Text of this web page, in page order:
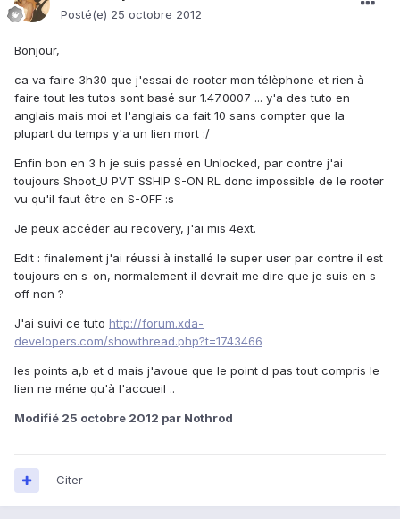
Posté(e) 25 octobre 2012
Bonjour,
ca va faire 3h30 que j'essai de rooter mon télèphone et rien à
faire tout les tutos sont basé sur 1.47.0007 ... y'a des tuto en
anglais mais moi et l'anglais ca fait 10 sans compter que la
plupart du temps y'a un lien mort :/
Enfin bon en 3 h je suis passé en Unlocked, par contre j'ai
toujours Shoot_U PVT SSHIP S-ON RL donc impossible de le rooter
vu qu'il faut être en S-OFF :s
Je peux accéder au recovery, j'ai mis 4ext.
Edit : finalement j'ai réussi à installé le super user par contre il est
toujours en s-on, normalement il devrait me dire que je suis en s-
off non ?
J'ai suivi ce tuto http://forum.xda-
developers.com/showthread.php?t=1743466
les points a,b et d mais j'avoue que le point d pas tout compris le
lien ne méne qu'à l'accueil ..
Modifié 25 octobre 2012 par Nothrod
Citer